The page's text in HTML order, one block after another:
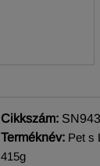
Cikkszám:
Terméknév: Pet s
415g